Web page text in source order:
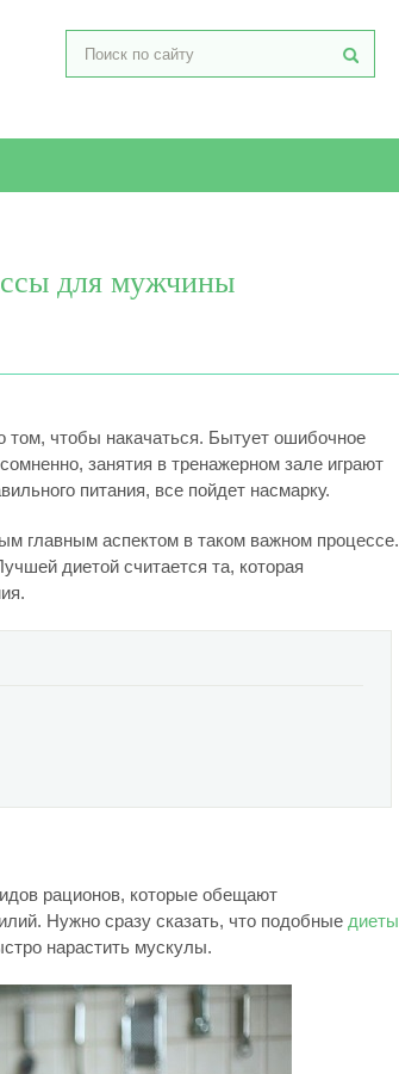
для мужчины
том, чтобы накачаться. Бытует ошибочное
занятия в тренажерном зале играют
питания, все пойдет насмарку.
главным аспектом в таком важном процессе.
диетой считается та, которая
рационов, которые обещают
Нужно сразу сказать, что подобные диеты
нарастить мускулы.